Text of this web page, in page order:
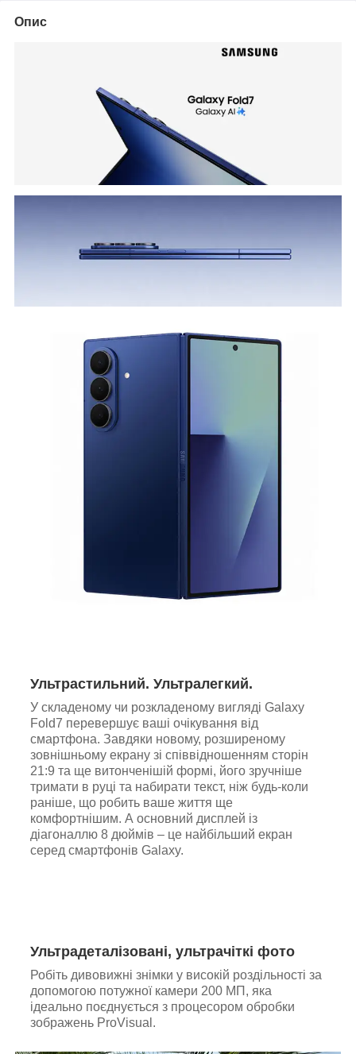
Опис
Ультрастильний. Ультралегкий.
У складеному чи розкладеному вигляді Galaxy
Fold7 перевершує ваші очікування від
смартфона. Завдяки новому, розширеному
зовнішньому екрану зі співвідношенням сторін
21:9 та ще витонченішій формі, його зручніше
тримати в руці та набирати текст, ніж будь-коли
раніше, що робить ваше життя ще
комфортнішим. А основний дисплей із
діагоналлю 8 дюймів – це найбільший екран
серед смартфонів Galaxy.
Ультрадеталізовані, ультрачіткі фото
Робіть дивовижні знімки у високій роздільності за
допомогою потужної камери 200 МП, яка
ідеально поєднується з процесором обробки
зображень ProVisual.